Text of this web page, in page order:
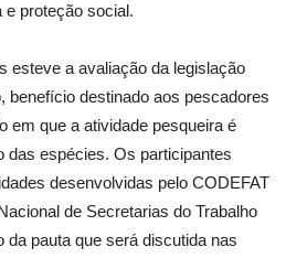
e proteção social.
esteve a avaliação da legislação
benefício destinado aos pescadores
em que a atividade pesqueira é
das espécies. Os participantes
desenvolvidas pelo CODEFAT
de Secretarias do Trabalho
pauta que será discutida nas